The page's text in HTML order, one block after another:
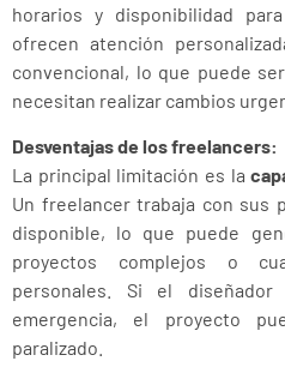
horarios y disponibilidad
ofrecen atención
convencional, lo que puede
necesitan realizar cambios
Desventajas de los freelancers:
La principal limitación es la
Un freelancer trabaja con sus
disponible, lo que puede
proyectos complejos o
personales. Si el
emergencia, el proyecto
paralizado.